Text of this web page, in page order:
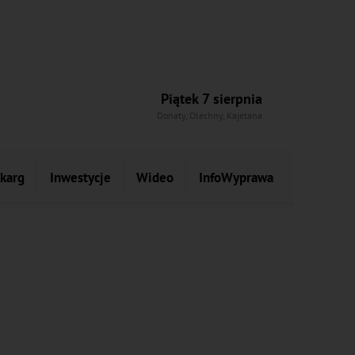
Piątek 7 sierpnia
Donaty, Olechny, Kajetana
Inwestycje Wideo InfoWyprawa